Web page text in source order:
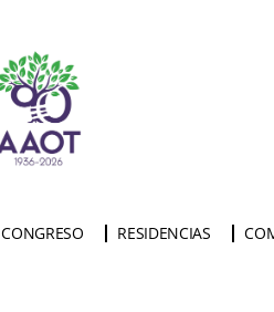
CONGRESO RESIDENCIAS